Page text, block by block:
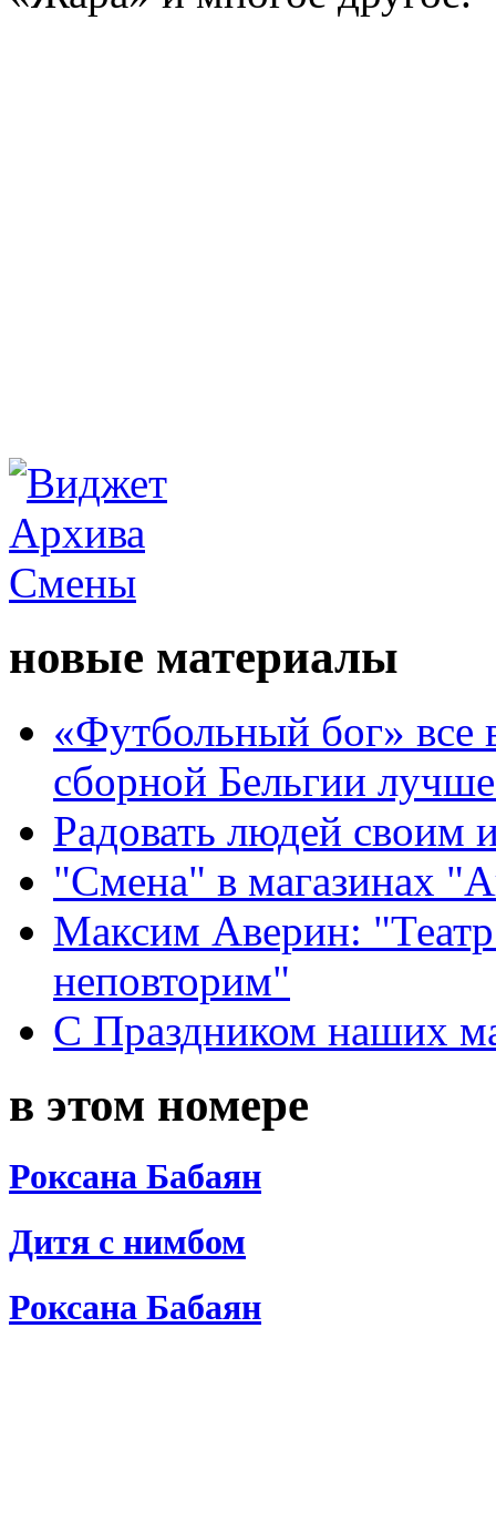
новые материалы
«Футбольный бог» все
сборной Бельгии
Радовать людей своим
"Смена" в магазинах
Максим Аверин:
неповторим"
С Праздником наших
в этом номере
Роксана Бабаян
Дитя с нимбом
Роксана Бабаян